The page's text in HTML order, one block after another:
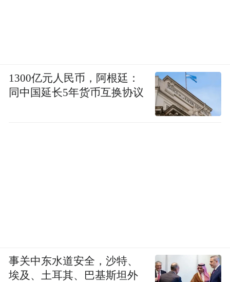
1300亿元人民币，阿根廷：
同中国延长5年货币互换协议
事关中东水道安全，沙特、
埃及、土耳其、巴基斯坦外